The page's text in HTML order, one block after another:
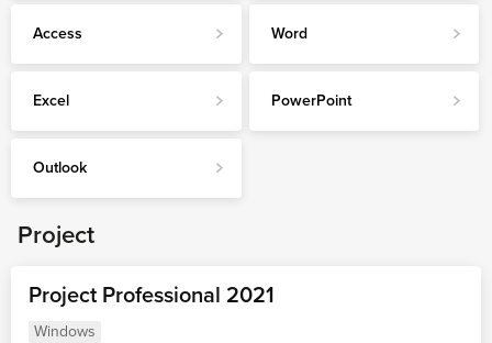
Access Word
Excel PowerPoint
Outlook
Project
Project Professional 2021
Windows